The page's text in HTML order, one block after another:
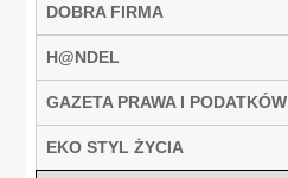
DOBRA FIRMA
H@NDEL
GAZETA PRAWA I PODATKÓW
EKO STYL ŻYCIA